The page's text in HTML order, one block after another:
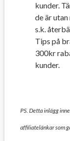
kunder.
de är
s.k.
Tips på
300kr
kunder.
PS. Detta inlägg
affiliatelänkar som